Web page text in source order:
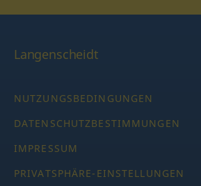
Langenscheidt
NUTZUNGSBEDINGUNGEN
DATENSCHUTZBESTIMMUNGEN
IMPRESSUM
PRIVATSPHÄRE-EINSTELLUNGEN